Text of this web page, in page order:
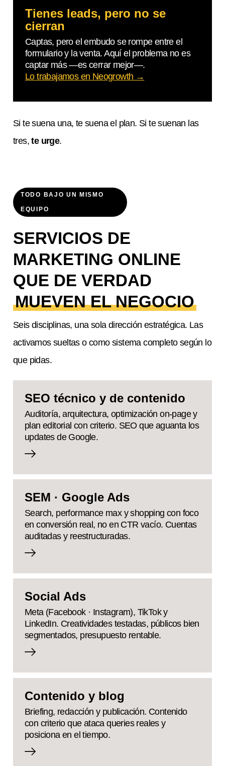
Tienes leads, pero no se
cierran
Captas, pero el embudo se rompe entre el
formulario y la venta. Aquí el problema no es
captar más —es cerrar mejor—.
Lo trabajamos en Neogrowth →
Si te suena una, te suena el plan. Si te suenan las
tres,te urge.
TODO BAJO UN MISMO
EQUIPO
SERVICIOS DE
MARKETING ONLINE
QUE DE VERDAD
MUEVEN EL NEGOCIO
Seis disciplinas, una sola dirección estratégica. Las
activamos sueltas o como sistema completo según lo
que pidas.
SEO técnico y de contenido
Auditoría, arquitectura, optimización on-page y
plan editorial con criterio. SEO que aguanta los
updates de Google.
SEM · Google Ads
Search, performance max y shopping con foco
en conversión real, no en CTR vacío. Cuentas
auditadas y reestructuradas.
Social Ads
Meta (Facebook · Instagram), TikTok y
LinkedIn. Creatividades testadas, públicos bien
segmentados, presupuesto rentable.
Contenido y blog
Briefing, redacción y publicación. Contenido
con criterio que ataca queries reales y
posiciona en el tiempo.